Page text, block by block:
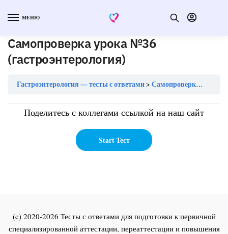
МЕНЮ
Самопроверка урока №36
(гастроэнтерология)
Гастроэнтерология — тесты с ответами Самопроверка урока №36 (гастроэнтерология)
Поделитесь с коллегами ссылкой на наш сайт
(c) 2020-2026 Тесты с ответами для подготовки к первичной
специализированной аттестации, переаттестации и повышения